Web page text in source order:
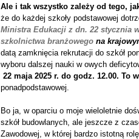
Ale i tak wszystko zależy od tego,
że do każdej szkoły podstawowej
Ministra Edukacji z dn. 22 stycznia
szkolnictwa branżowego na
datą zamknięcia rekrutacji do szkół
wyboru dalszej nauki w owych
22 maja 2025 r. do godz. 12.00. To
ponadpodstawowej.
Bo ja, w oparciu o moje wieloletnie
szkół budowlanych, ale jeszcze z
Zawodowej, w której bardzo istotną